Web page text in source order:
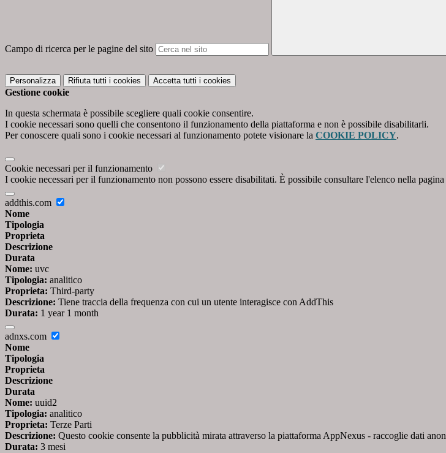
Campo di ricerca per le pagine del sito
Personalizza Rifiuta tutti i cookies Accetta tutti i cookies
Gestione cookie
In questa schermata è possibile scegliere quali cookie consentire.
I cookie necessari sono quelli che consentono il funzionamento della piattaforma e non è possibile disabilitarli.
Per conoscere quali sono i cookie necessari al funzionamento potete visionare la COOKIE POLICY.
Cookie necessari per il funzionamento
I cookie necessari per il funzionamento non possono essere disabilitati. È possibile consultare l'elenco nella
addthis.com
Nome
Tipologia
Proprieta
Descrizione
Durata
Nome: uvc
Tipologia: analitico
Proprieta: Third-party
Descrizione: Tiene traccia della frequenza con cui un utente interagisce con AddThis
Durata: 1 year 1 month
adnxs.com
Nome
Tipologia
Proprieta
Descrizione
Durata
Nome: uuid2
Tipologia: analitico
Proprieta: Terze Parti
Descrizione: Questo cookie consente la pubblicità mirata attraverso la piattaforma AppNexus - raccoglie dati
Durata: 3 mesi